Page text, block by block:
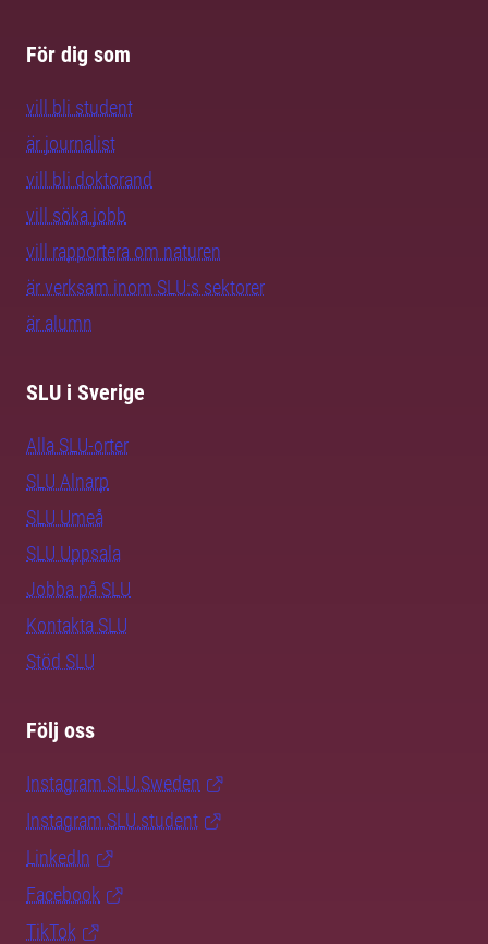
För dig som
vill bli student
är journalist
vill bli doktorand
vill söka jobb
vill rapportera om naturen
är verksam inom SLU:s sektorer
är alumn
SLU i Sverige
Alla SLU-orter
SLU Alnarp
SLU Umeå
SLU Uppsala
Jobba på SLU
Kontakta SLU
Stöd SLU
Följ oss
Instagram SLU.Sweden
Instagram SLU.student
LinkedIn
Facebook
TikTok